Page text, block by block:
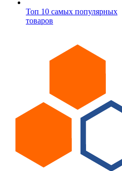
Топ 10 самых популярных
товаров